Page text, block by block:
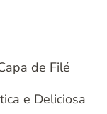
de Filé
e Deliciosa